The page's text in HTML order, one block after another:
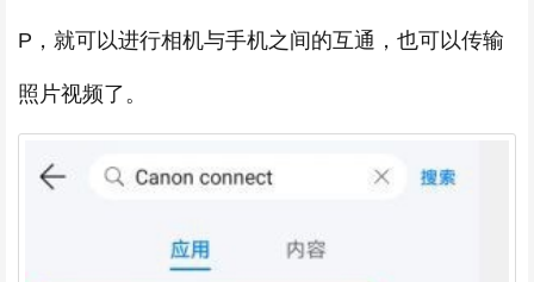
P，就可以进行相机与手机之间的互通，也可以传输
照片视频了。